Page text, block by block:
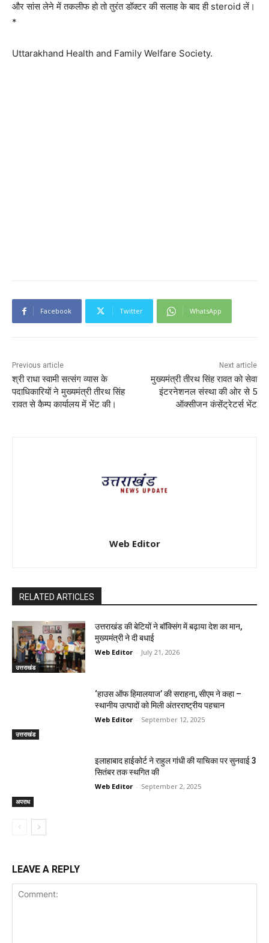
और सांस लेने में तकलीफ हो तो तुरंत डॉक्टर की सलाह के बाद ही steroid लें।
*
Uttarakhand Health and Family Welfare Society.
Facebook Twitter WhatsApp
Previous article
श्री राधा स्वामी सत्संग व्यास के
पदाधिकारियों ने मुख्यमंत्री तीरथ सिंह
रावत से कैम्प कार्यालय में भेंट की।
Next article
मुख्यमंत्री तीरथ सिंह रावत को सेवा
इंटरनेशनल संस्था की ओर से 5
ऑक्सीजन कंसेंट्रेटर्स भेंट
Web Editor
RELATED ARTICLES
उत्तराखंड
उत्तराखंड की बेटियों ने बॉक्सिंग में बढ़ाया देश का मान,
मुख्यमंत्री ने दी बधाई
Web Editor - July 21, 2026
उत्तराखंड
‘हाउस ऑफ हिमालयाज’ की सराहना, सीएम ने कहा –
स्थानीय उत्पादों को मिली अंतरराष्ट्रीय पहचान
Web Editor - September 12, 2025
अपराध
इलाहाबाद हाईकोर्ट ने राहुल गांधी की याचिका पर सुनवाई 3
सितंबर तक स्थगित की
Web Editor - September 2, 2025
LEAVE A REPLY